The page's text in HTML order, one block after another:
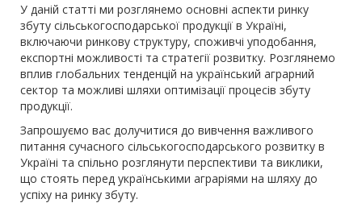
У даній статті ми розглянемо основні аспекти ринку
збуту сільськогосподарської продукції в Україні,
включаючи ринкову структуру, споживчі уподобання,
експортні можливості та стратегії розвитку. Розглянемо
вплив глобальних тенденцій на український аграрний
сектор та можливі шляхи оптимізації процесів збуту
продукції.
Запрошуємо вас долучитися до вивчення важливого
питання сучасного сільськогосподарського розвитку в
Україні та спільно розглянути перспективи та виклики,
що стоять перед українськими аграріями на шляху до
успіху на ринку збуту.